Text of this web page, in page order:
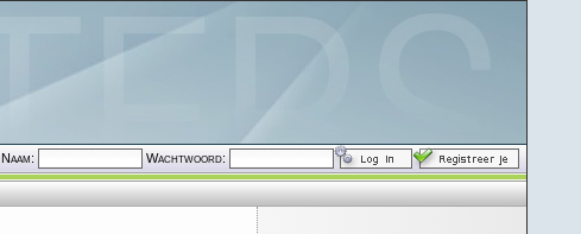
Naam: Wachtwoord: